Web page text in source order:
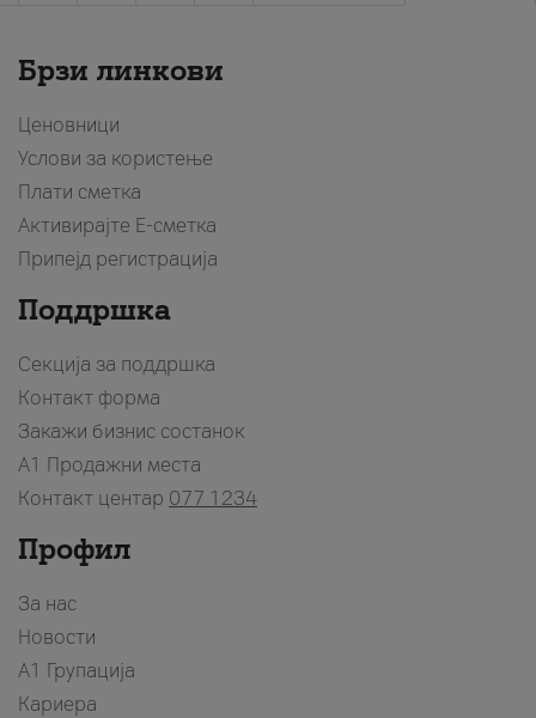
Брзи линкови
Ценовници
Услови за користење
Плати сметка
Активирајте Е-сметка
Припејд регистрација
Поддршка
Секција за поддршка
Контакт форма
Закажи бизнис состанок
A1 Продажни места
Контакт центар 077 1234
Профил
За нас
Новости
А1 Групација
Кариера